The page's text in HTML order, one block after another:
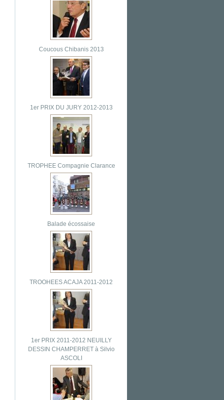
Coucous Chibanis 2013
1er PRIX DU JURY 2012-2013
TROPHEE Compagnie Clarance
Balade écossaise
TROOHEES ACAJA 2011-2012
1er PRIX 2011-2012 NEUILLY
DESSIN CHAMPERRET à Silvio
ASCOLI